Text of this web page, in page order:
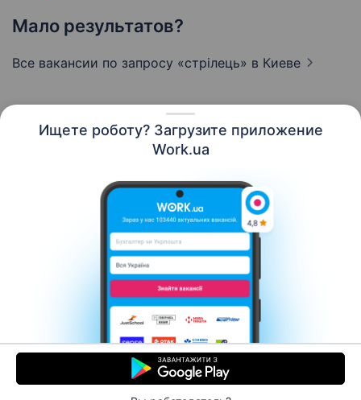
Ищете роботу? Загрузите приложение
Work.ua
Мало результатов?
Все вакансии по запросу «стрілець» в Киеве
Контакты О нас
Карьера
Новости Work.ua
Помощь
Условия использования